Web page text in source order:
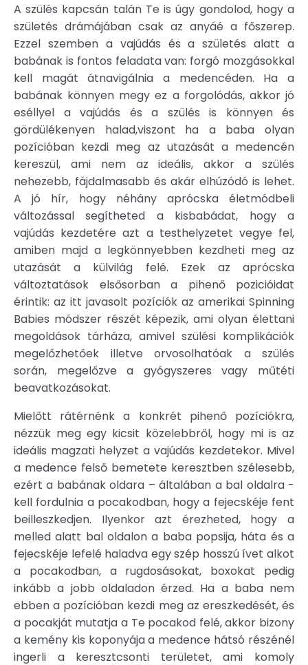
A szülés kapcsán talán Te is úgy gondolod, hogy a
születés drámájában csak az anyáé a főszerep.
Ezzel szemben a vajúdás és a születés alatt a
babának is fontos feladata van: forgó mozgásokkal
kell magát átnavigálnia a medencéden. Ha a
babának könnyen megy ez a forgolódás, akkor jó
eséllyel a vajúdás és a szülés is könnyen és
gördülékenyen halad,viszont ha a baba olyan
pozícióban kezdi meg az utazását a medencén
kereszül, ami nem az ideális, akkor a szülés
nehezebb, fájdalmasabb és akár elhúzódó is lehet.
A jó hír, hogy néhány aprócska életmódbeli
változással segítheted a kisbabádat, hogy a
vajúdás kezdetére azt a testhelyzetet vegye fel,
amiben majd a legkönnyebben kezdheti meg az
utazását a külvilág felé. Ezek az aprócska
változtatások elsősorban a pihenő pozicióidat
érintik: az itt javasolt pozíciók az amerikai Spinning
Babies módszer részét képezik, ami olyan élettani
megoldások tárháza, amivel szülési komplikációk
megelőzhetőek illetve orvosolhatóak a szülés
során, megelőzve a gyógyszeres vagy műtéti
beavatkozásokat.
Mielőtt rátérnénk a konkrét pihenő pozíciókra,
nézzük meg egy kicsit közelebbről, hogy mi is az
ideális magzati helyzet a vajúdás kezdetekor. Mivel
a medence felső bemetete keresztben szélesebb,
ezért a babának oldara – általában a bal oldalra -
kell fordulnia a pocakodban, hogy a fejecskéje fent
beilleszkedjen. Ilyenkor azt érezheted, hogy a
melled alatt bal oldalon a baba popsija, háta és a
fejecskéje lefelé haladva egy szép hosszú ívet alkot
a pocakodban, a rugdosásokat, boxokat pedig
inkább a jobb oldaladon érzed. Ha a baba nem
ebben a pozícióban kezdi meg az ereszkedését, és
a pocakját mutatja a Te pocakod felé, akkor bizony
a kemény kis koponyája a medence hátsó részénél
ingerli a keresztcsonti területet, ami komoly